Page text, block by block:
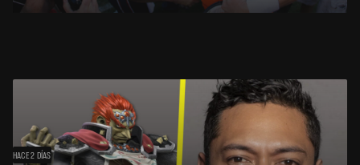
HACE 2 DÍAS